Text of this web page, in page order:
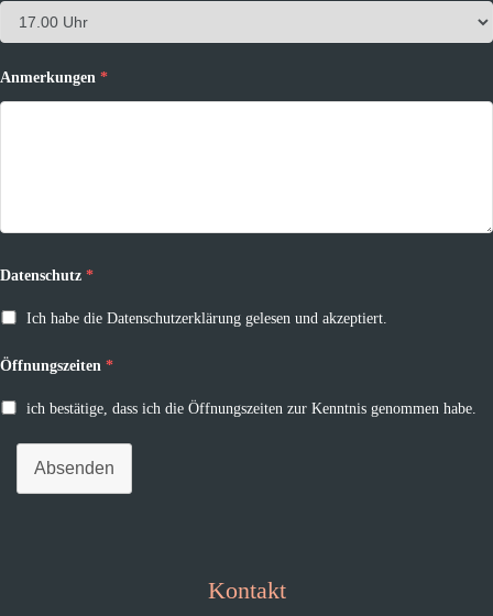
Anmerkungen *
Datenschutz *
Ich habe die Datenschutzerklärung gelesen und akzeptiert.
Öffnungszeiten *
ich bestätige, dass ich die Öffnungszeiten zur Kenntnis genommen habe.
Absenden
Kontakt